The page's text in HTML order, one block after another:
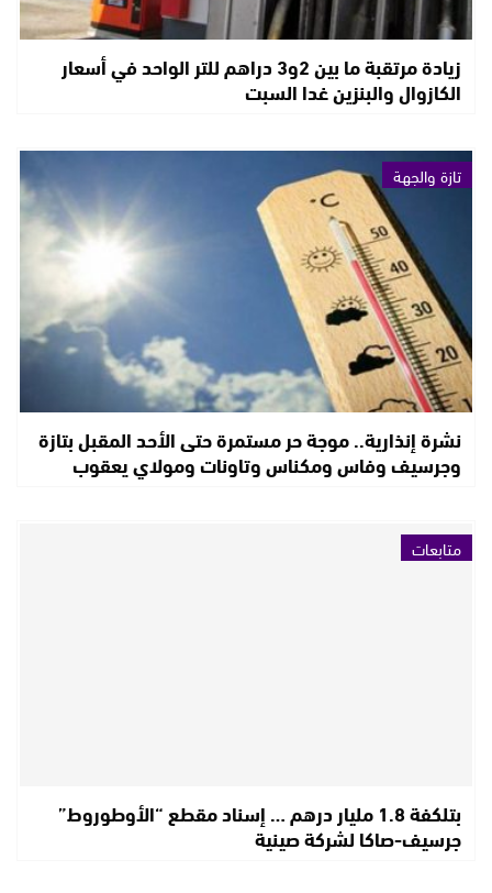
زيادة مرتقبة ما بين 2و3 دراهم للتر الواحد في أسعار
الكازوال والبنزين غدا السبت
تازة والجهة
نشرة إنذارية.. موجة حر مستمرة حتى الأحد المقبل بتازة
وجرسيف وفاس ومكناس وتاونات ومولاي يعقوب
متابعات
بتلكفة 1.8 مليار درهم … إسناد مقطع “الأوطوروط”
جرسيف-صاكا لشركة صينية